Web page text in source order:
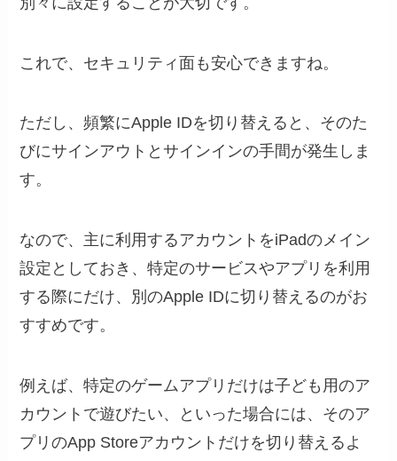
これで、セキュリティ面も安心できますね。
ただし、頻繁にApple IDを切り替えると、そのた
びにサインアウトとサインインの手間が発生しま
す。
なので、主に利用するアカウントをiPadのメイン
設定としておき、特定のサービスやアプリを利用
する際にだけ、別のApple IDに切り替えるのがお
すすめです。
例えば、特定のゲームアプリだけは子ども用のア
カウントで遊びたい、といった場合には、そのア
プリのApp Storeアカウントだけを切り替えるよ